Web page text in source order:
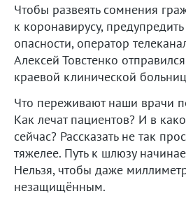
Чтобы развеять сомнения
к коронавирусу,
опасности, оператор
Алексей Товстенко
краевой клинической
Что переживают наши врачи
Как лечат пациентов? И в
сейчас? Рассказать не так
тяжелее. Путь к шлюзу
Нельзя, чтобы даже
незащищённым.